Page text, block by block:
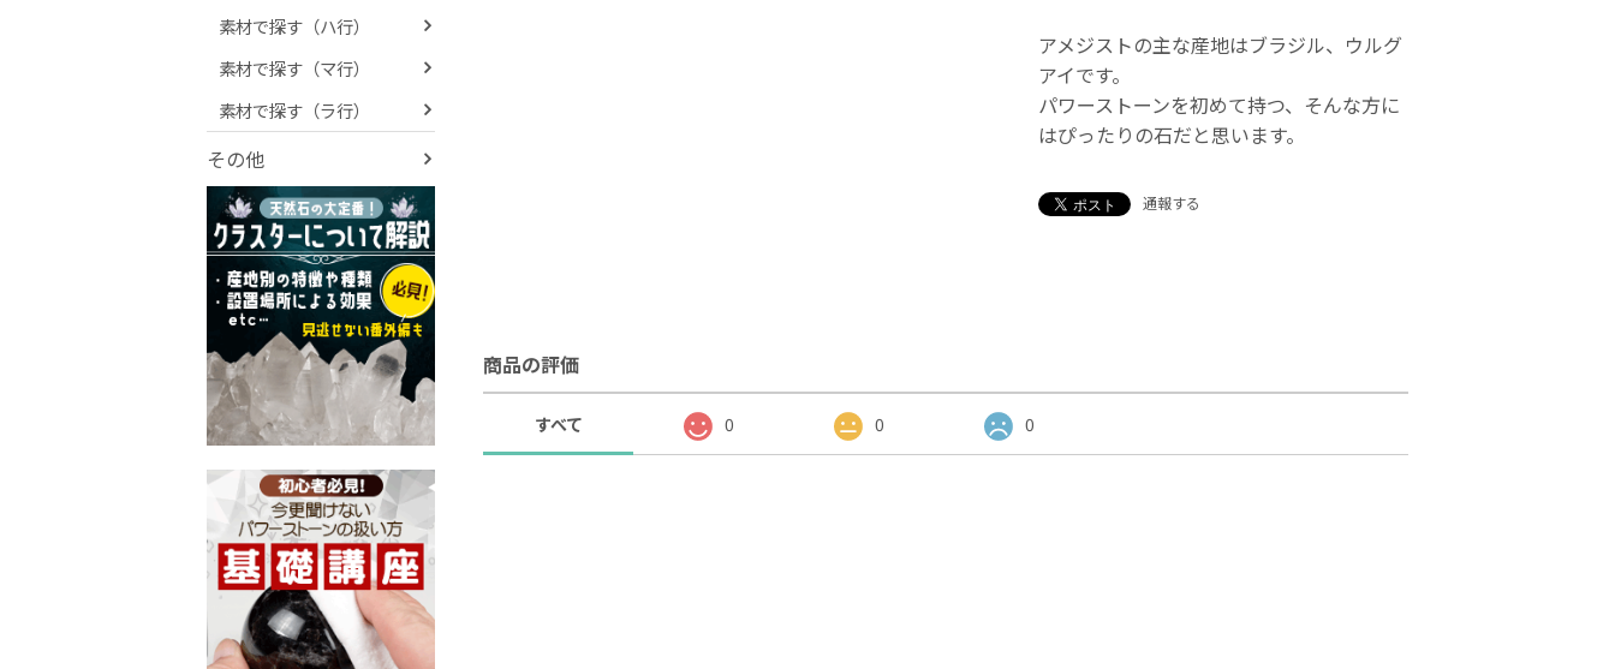
素材で探す（ハ行）
素材で探す（マ行）
素材で探す（ラ行）
その他
アメジストの主な産地はブラジル、ウルグ
アイです。
パワーストーンを初めて持つ、そんな方に
はぴったりの石だと思います。
通報する
商品の評価
すべて 0 0 0